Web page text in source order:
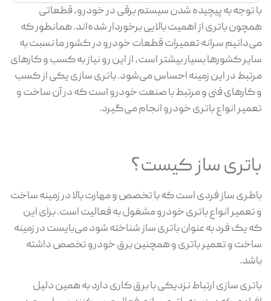
با توجه به پیچیده شدن سیستم برقی در خودرو، قطعاتی
همچون باتری از اهمیت بالایی برخوردار شده‌اند. همانطور که
می‌دانیم سرانه تعمیرات قطعات خودرو در کشور ما نسبت به
سایر کشورها بسیار بیشتر است، از این رو نیاز به کسب و کارهای
مرتبط در این زمینه احساس می‌شود. باتری سازی یکی از کسب
و کارهای فنی و مرتبط با صنعت خودرو است که در آن ساخت و
تعمیر انواع باتری خودرو انجام می‌گیرد.
باتری ساز کیست؟
باطری ساز فردی است که با تخصص و مهارت بالا در زمینه ساخت
و تعمیر انواع باتری خودرو مشغول به فعالیت است. برای این
که یک فرد به عنوان باتری ساز شناخته شود می‌بایست در زمینه
ساخت و تعمیر باتری و همچنین برق خودرو تخصص داشته
باشد.
باتری سازی ارتباط نزدیکی با برق کاری دارد به همین دلیل